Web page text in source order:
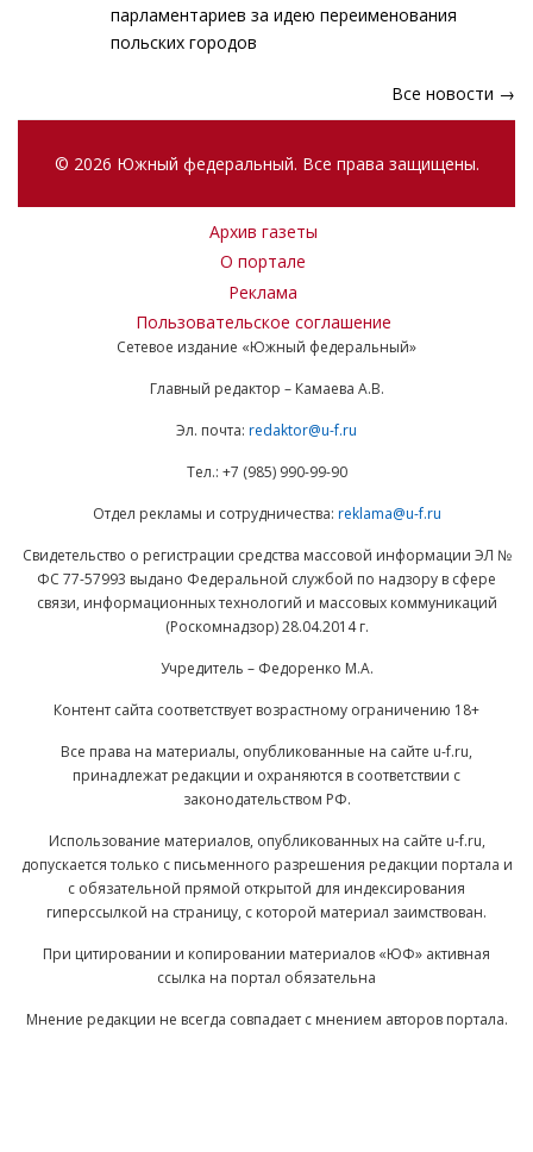
парламентариев за идею переименования
польских городов
Все новости →
© 2026 Южный федеральный. Все права защищены.
Архив газеты
О портале
Реклама
Пользовательское соглашение
Сетевое издание «Южный федеральный»
Главный редактор – Камаева А.В.
Эл. почта: redaktor@u-f.ru
Тел.: +7 (985) 990-99-90
Отдел рекламы и сотрудничества: reklama@u-f.ru
Свидетельство о регистрации средства массовой информации ЭЛ №
ФС 77-57993 выдано Федеральной службой по надзору в сфере
связи, информационных технологий и массовых коммуникаций
(Роскомнадзор) 28.04.2014 г.
Учредитель – Федоренко М.А.
Контент сайта соответствует возрастному ограничению 18+
Все права на материалы, опубликованные на сайте u-f.ru,
принадлежат редакции и охраняются в соответствии с
законодательством РФ.
Использование материалов, опубликованных на сайте u-f.ru,
допускается только с письменного разрешения редакции портала и
с обязательной прямой открытой для индексирования
гиперссылкой на страницу, с которой материал заимствован.
При цитировании и копировании материалов «ЮФ» активная
ссылка на портал обязательна
Мнение редакции не всегда совпадает с мнением авторов портала.